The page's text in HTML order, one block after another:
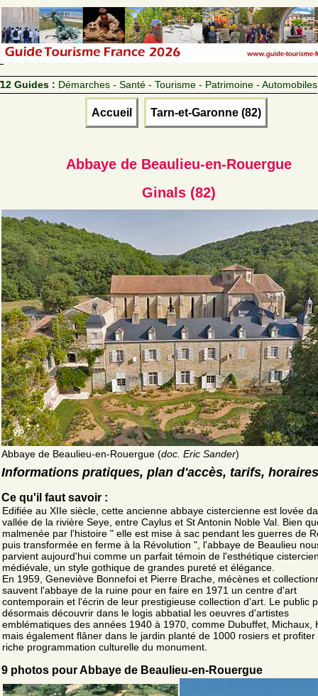
12 Guides : Démarches - Santé - Tourisme - Patrimoine - Automobiles
Accueil Tarn-et-Garonne (82)
Abbaye de Beaulieu-en-Rouergue
Ginals (82)
Abbaye de Beaulieu-en-Rouergue (doc. Eric Sander)
Informations pratiques, plan d'accès, tarifs, horaires
Ce qu'il faut savoir :
Edifiée au XIIe siècle, cette ancienne abbaye cistercienne est lovée
vallée de la rivière Seye, entre Caylus et St Antonin Noble Val. Bien
malmenée par l'histoire " elle est mise à sac pendant les guerres de
puis transformée en ferme à la Révolution ", l'abbaye de Beaulieu
parvient aujourd'hui comme un parfait témoin de l'esthétique
médiévale, un style gothique de grandes pureté et élégance.
En 1959, Geneviève Bonnefoi et Pierre Brache, mécènes et
sauvent l'abbaye de la ruine pour en faire en 1971 un centre d'art
contemporain et l'écrin de leur prestigieuse collection d'art. Le public
désormais découvrir dans le logis abbatial les oeuvres d'artistes
emblématiques des années 1940 à 1970, comme Dubuffet, Michaux,
mais également flâner dans le jardin planté de 1000 rosiers et profiter
riche programmation culturelle du monument.
9 photos pour Abbaye de Beaulieu-en-Rouergue